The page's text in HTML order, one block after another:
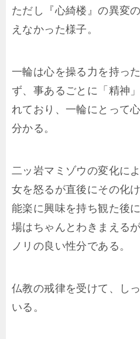
ただし『心綺楼』の異変
えなかった様子。
一輪は心を操る力を持っ
ず、事あるごとに「精神
れており、一輪にとって
分かる。
二ッ岩マミゾウの変化に
女を怒るが直後にその化
能楽に興味を持ち観た後
場はちゃんとわきまえる
ノリの良い性分である。
仏教の戒律を受けて、し
いる。